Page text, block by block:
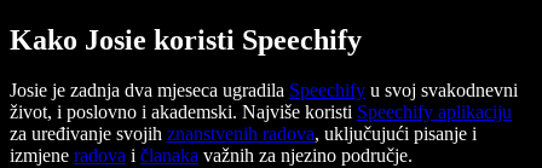
Kako Josie koristi Speechify
Josie je zadnja dva mjeseca ugradila Speechify u svoj svakodnevni
život, i poslovno i akademski. Najviše koristi Speechify aplikaciju
za uređivanje svojih znanstvenih radova, uključujući pisanje i
izmjene radova i članaka važnih za njezino područje.